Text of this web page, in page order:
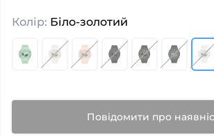
Колір: Біло-золотий
Повідомити про